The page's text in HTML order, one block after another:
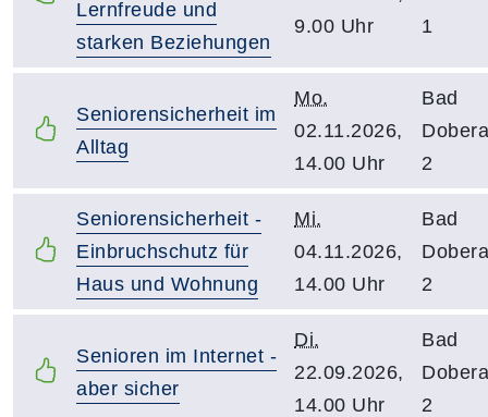
Lernfreude und
starken Beziehungen
9.00 Uhr
1
Seniorensicherheit im
Alltag
Mo.
02.11.2026,
14.00 Uhr
Bad
2
Seniorensicherheit -
Einbruchschutz für
Haus und Wohnung
Mi.
04.11.2026,
14.00 Uhr
Bad
2
Senioren im Internet -
aber sicher
Di.
22.09.2026,
14.00 Uhr
Bad
2